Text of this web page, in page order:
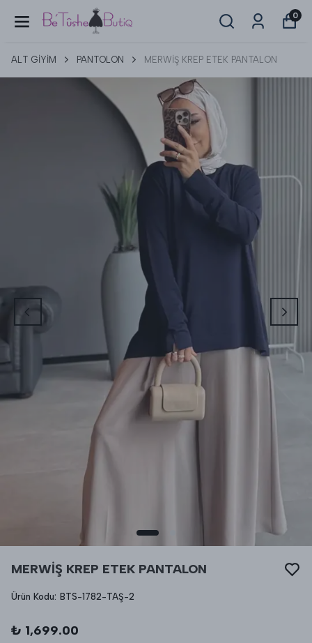
0
ALT GİYİM PANTOLON MERWİŞ KREP ETEK PANTALON
MERWİŞ KREP ETEK PANTALON
Ürün Kodu: BTS-1782-TAŞ-2
₺ 1,699.00